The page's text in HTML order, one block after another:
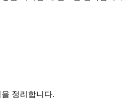
정리합니다.